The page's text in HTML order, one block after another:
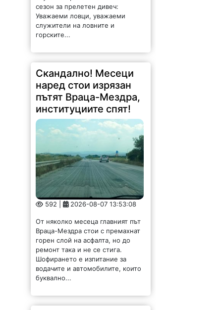
сезон за прелетен дивеч:
Уважаеми ловци, уважаеми
служители на ловните и
горските...
Скандално! Месеци
наред стои изрязан
пътят Враца-Мездра,
институциите спят!
592 | 2026-08-07 13:53:08
От няколко месеца главният път
Враца-Мездра стои с премахнат
горен слой на асфалта, но до
ремонт така и не се стига.
Шофирането е изпитание за
водачите и автомобилите, които
буквално...